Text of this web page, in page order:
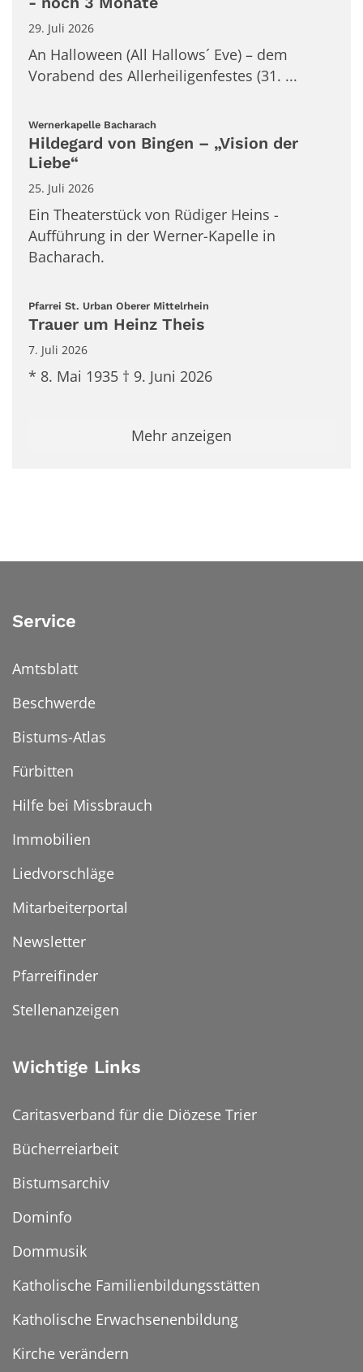
29. Juli 2026
An Halloween (All Hallows´ Eve) – dem
Vorabend des Allerheiligenfestes (31. ...
Wernerkapelle Bacharach
Hildegard von Bingen – „Vision der
Liebe“
25. Juli 2026
Ein Theaterstück von Rüdiger Heins -
Aufführung in der Werner-Kapelle in
Bacharach.
Pfarrei St. Urban Oberer Mittelrhein
Trauer um Heinz Theis
7. Juli 2026
* 8. Mai 1935 † 9. Juni 2026
Mehr anzeigen
Service
Amtsblatt
Beschwerde
Bistums-Atlas
Fürbitten
Hilfe bei Missbrauch
Immobilien
Liedvorschläge
Mitarbeiterportal
Newsletter
Pfarreifinder
Stellenanzeigen
Wichtige Links
Caritasverband für die Diözese Trier
Bücherreiarbeit
Bistumsarchiv
Dominfo
Dommusik
Katholische Familienbildungsstätten
Katholische Erwachsenenbildung
Kirche verändern